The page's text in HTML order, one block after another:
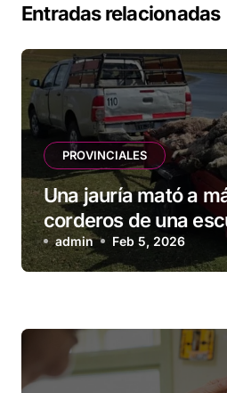
Entradas relacionadas
PROVINCIALES
Una jauría mató a
corderos de una
admin Feb 5, 2026